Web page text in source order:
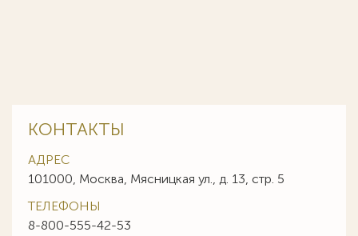
КОНТАКТЫ
АДРЕС
101000, Москва, Мясницкая ул., д. 13, стр. 5
ТЕЛЕФОНЫ
8-800-555-42-53